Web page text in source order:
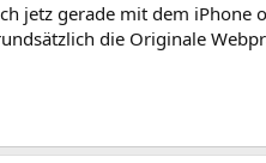
jetz gerade mit dem iPhone
die Originale